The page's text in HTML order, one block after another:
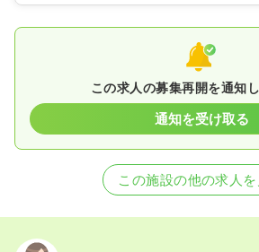
この求人の募集再開を通知
通知を受け取る
この施設の他の求人を